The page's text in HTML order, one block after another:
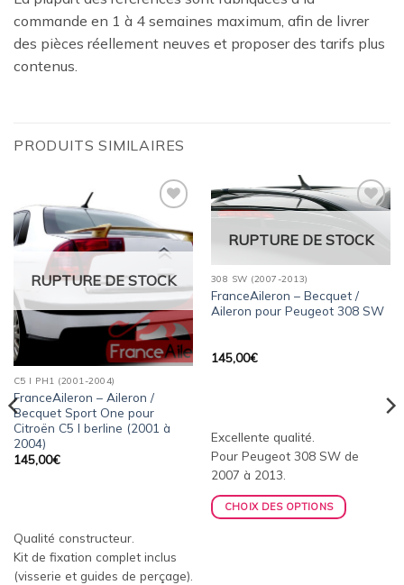
commande en 1 à 4 semaines maximum, afin de livrer
des pièces réellement neuves et proposer des tarifs plus
contenus.
PRODUITS SIMILAIRES
Ajouter
à la
wishlist
RUPTURE DE STOCK
C5 I PH1 (2001-2004)
FranceAileron – Aileron /
Becquet Sport One pour
Citroën C5 I berline (2001 à
2004)
145,00€
Qualité constructeur.
Kit de fixation complet inclus
(visserie et guides de perçage).
Ajouter
à la
wishlist
RUPTURE DE STOCK
308 SW (2007-2013)
FranceAileron – Becquet /
Aileron pour Peugeot 308 SW
145,00€
Excellente qualité.
Pour Peugeot 308 SW de
2007 à 2013.
CHOIX DES OPTIONS